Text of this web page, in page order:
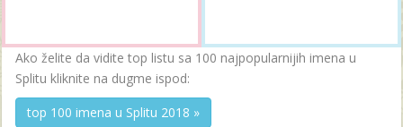
Ako želite da vidite top listu sa 100 najpopularnijih imena u
Splitu kliknite na dugme ispod:
top 100 imena u Splitu 2018 »